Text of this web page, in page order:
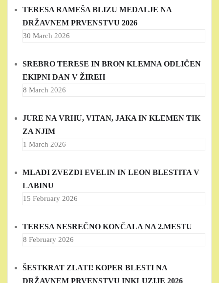
TERESA RAMEŠA BLIZU MEDALJE NA
DRŽAVNEM PRVENSTVU 2026
30 March 2026
SREBRO TERESE IN BRON KLEMNA ODLIČEN
EKIPNI DAN V ŽIREH
8 March 2026
JURE NA VRHU, VITAN, JAKA IN KLEMEN TIK
ZA NJIM
1 March 2026
MLADI ZVEZDI EVELIN IN LEON BLESTITA V
LABINU
15 February 2026
TERESA NESREČNO KONČALA NA 2.MESTU
8 February 2026
ŠESTKRAT ZLATI! KOPER BLESTI NA
DRŽAVNEM PRVENSTVU INKLUZIJE 2026